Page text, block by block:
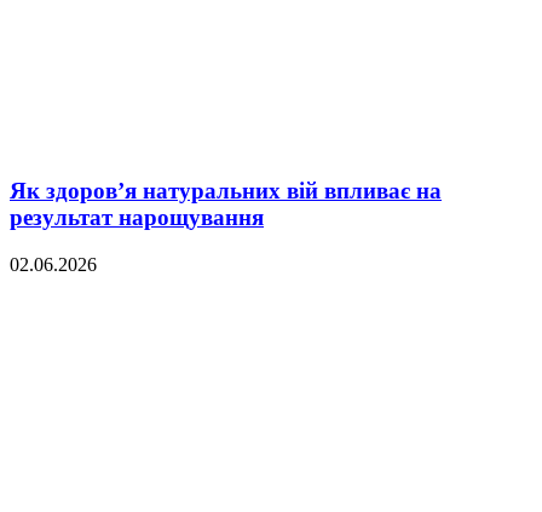
Як здоров’я натуральних вій впливає на
результат нарощування
02.06.2026